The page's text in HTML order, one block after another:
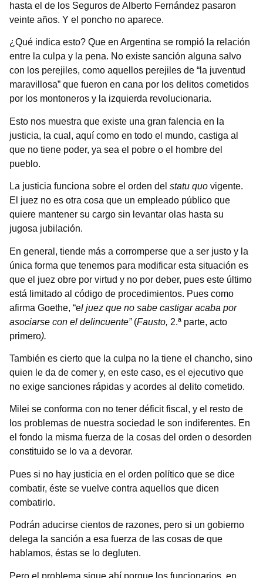
hasta el de los Seguros de Alberto Fernández pasaron
veinte años. Y el poncho no aparece.
¿Qué indica esto? Que en Argentina se rompió la relación
entre la culpa y la pena. No existe sanción alguna salvo
con los perejiles, como aquellos perejiles de “la juventud
maravillosa” que fueron en cana por los delitos cometidos
por los montoneros y la izquierda revolucionaria.
Esto nos muestra que existe una gran falencia en la
justicia, la cual, aquí como en todo el mundo, castiga al
que no tiene poder, ya sea el pobre o el hombre del
pueblo.
La justicia funciona sobre el orden del statu quo vigente.
El juez no es otra cosa que un empleado público que
quiere mantener su cargo sin levantar olas hasta su
jugosa jubilación.
En general, tiende más a corromperse que a ser justo y la
única forma que tenemos para modificar esta situación es
que el juez obre por virtud y no por deber, pues este último
está limitado al código de procedimientos. Pues como
afirma Goethe, “el juez que no sabe castigar acaba por
asociarse con el delincuente” (Fausto, 2.ª parte, acto
primero).
También es cierto que la culpa no la tiene el chancho, sino
quien le da de comer y, en este caso, es el ejecutivo que
no exige sanciones rápidas y acordes al delito cometido.
Milei se conforma con no tener déficit fiscal, y el resto de
los problemas de nuestra sociedad le son indiferentes. En
el fondo la misma fuerza de la cosas del orden o desorden
constituido se lo va a devorar.
Pues si no hay justicia en el orden político que se dice
combatir, éste se vuelve contra aquellos que dicen
combatirlo.
Podrán aducirse cientos de razones, pero si un gobierno
delega la sanción a esa fuerza de las cosas de que
hablamos, éstas se lo degluten.
Pero el problema sigue ahí porque los funcionarios, en